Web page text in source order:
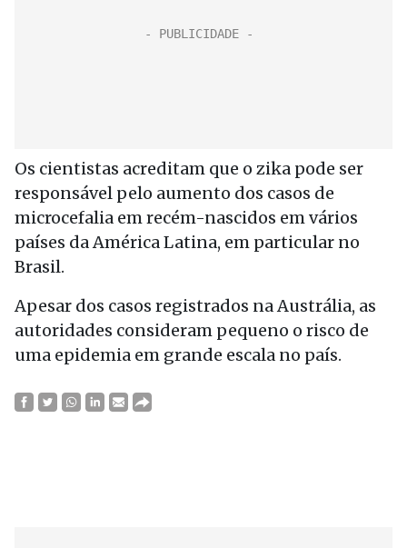
Os cientistas acreditam que o zika pode ser
responsável pelo aumento dos casos de
microcefalia em recém-nascidos em vários
países da América Latina, em particular no
Brasil.
Apesar dos casos registrados na Austrália, as
autoridades consideram pequeno o risco de
uma epidemia em grande escala no país.